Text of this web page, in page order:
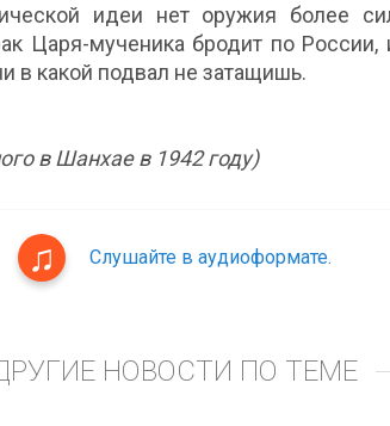
идеи нет оружия более
Царя-мученика бродит по
в какой подвал не затащишь.
в Шанхае в 1942 году)
Слушайте в аудиоформате.
НОВОСТИ ПО ТЕМЕ